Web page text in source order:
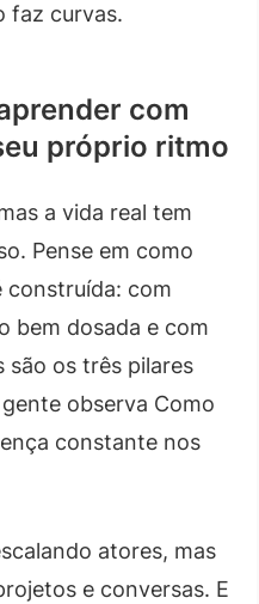
faz curvas.
com
próprio ritmo
a vida real tem
Pense em como
construída: com
bem dosada e com
são os três pilares
observa Como
constante nos
atores, mas
e conversas. E